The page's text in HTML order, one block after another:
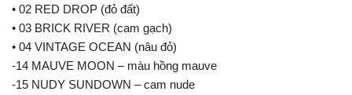
• 02 RED DROP (đỏ đất)
• 03 BRICK RIVER (cam gạch)
• 04 VINTAGE OCEAN (nâu đỏ)
-14 MAUVE MOON – màu hồng mauve
-15 NUDY SUNDOWN – cam nude